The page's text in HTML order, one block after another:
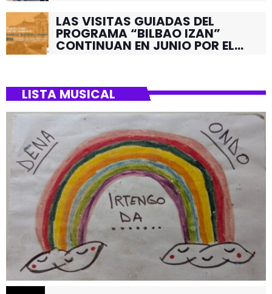
LAS VISITAS GUIADAS DEL
PROGRAMA “BILBAO IZAN”
CONTINUAN EN JUNIO POR EL
LISTA MUSICAL